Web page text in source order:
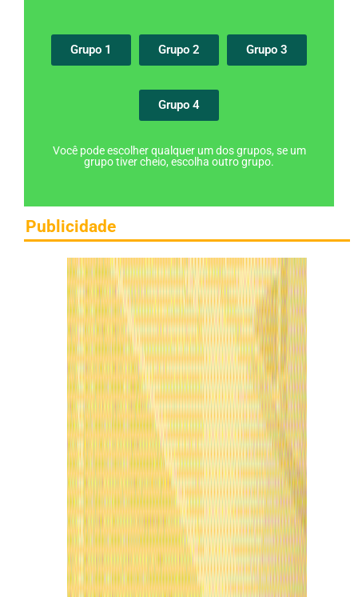
Grupo 1 Grupo 2 Grupo 3
Grupo 4
Você pode escolher qualquer um dos grupos, se um
grupo tiver cheio, escolha outro grupo.
Publicidade